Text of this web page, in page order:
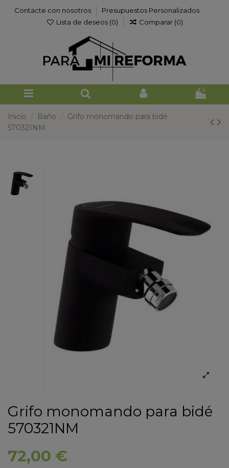
Contacte con nosotros
Presupuestos Personalizados
Lista de deseos (0) Comparar (0)
0
Inicio Baño
Grifo monomando para bidé
570321NM
Grifo monomando para bidé
570321NM
72,00 €